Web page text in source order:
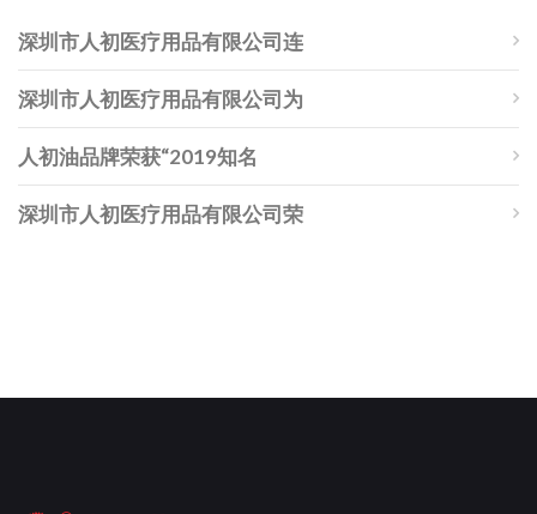
深圳市人初医疗用品有限公司连
深圳市人初医疗用品有限公司为
人初油品牌荣获“2019知名
深圳市人初医疗用品有限公司荣